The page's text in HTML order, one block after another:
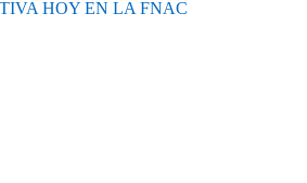
HOY EN LA FNAC